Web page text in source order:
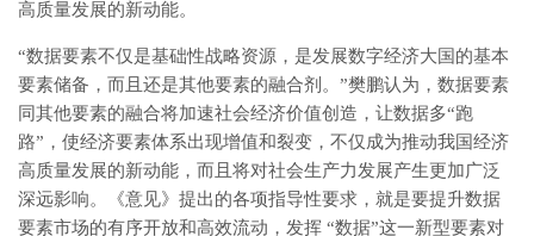
高质量发展的新动能。
“数据要素不仅是基础性战略资源，是发展数字经济大国的基本
要素储备，而且还是其他要素的融合剂。”樊鹏认为，数据要素
同其他要素的融合将加速社会经济价值创造，让数据多“跑
路”，使经济要素体系出现增值和裂变，不仅成为推动我国经济
高质量发展的新动能，而且将对社会生产力发展产生更加广泛
深远影响。《意见》提出的各项指导性要求，就是要提升数据
要素市场的有序开放和高效流动，发挥 “数据”这一新型要素对